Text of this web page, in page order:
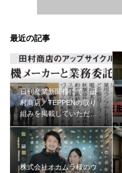
最近の記事
日刊産業新聞様にて、田
村商店／TEPPENの取り
組みを掲載していただき
ました
株式会社オカムラ様のウ